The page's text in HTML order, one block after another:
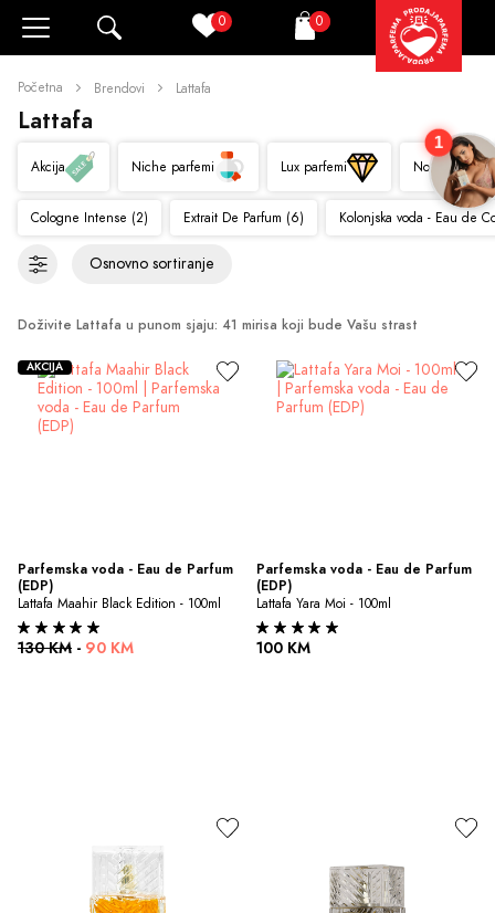
0 Korpa
0
Početna Brendovi Lattafa
Lattafa
Akcija Niche parfemi Lux parfemi Novo
Cologne Intense (2) Extrait De Parfum (6) Kolonjska voda - Eau de
Doživite Lattafa u punom sjaju: 41 mirisa koji bude Vašu strast
Parfemska voda - Eau de Parfum
(EDP)
Lattafa Maahir Black Edition - 100ml
130 KM - 90 KM
AKCIJA
Parfemska voda - Eau de Parfum
(EDP)
Lattafa Yara Moi - 100ml
100 KM
1